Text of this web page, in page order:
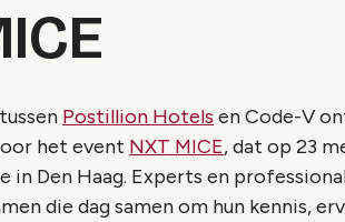
Postillion Hotels en Code-V
het event NXT MICE, dat op 23
in Den Haag. Experts en
die dag samen om hun kennis,